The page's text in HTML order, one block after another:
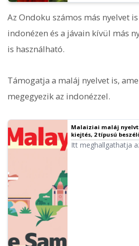
Az Ondoku számos más nyelvet
indonézen és a jávain kívül más
is használható.
Támogatja a maláj nyelvet is,
megegyezik az indonézzel.
Malaiziai maláj
kiejtés, 2 típusú
kipróbálása.
Itt meghallgathatja